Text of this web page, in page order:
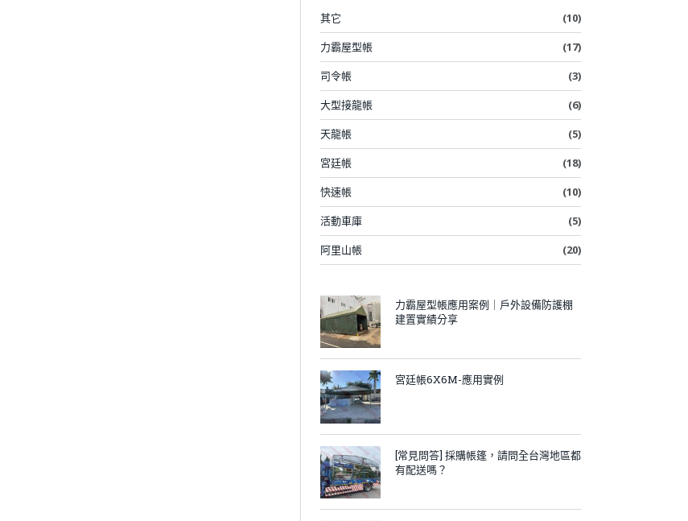
其它
(10)
力霸屋型帳
(17)
司令帳
(3)
大型接龍帳
(6)
天龍帳
(5)
宮廷帳
(18)
快速帳
(10)
活動車庫
(5)
阿里山帳
(20)
力霸屋型帳應用案例｜戶外設備防護棚
建置實績分享
宮廷帳6X6M-應用實例
[常見問答] 採購帳篷，請問全台灣地區都
有配送嗎？